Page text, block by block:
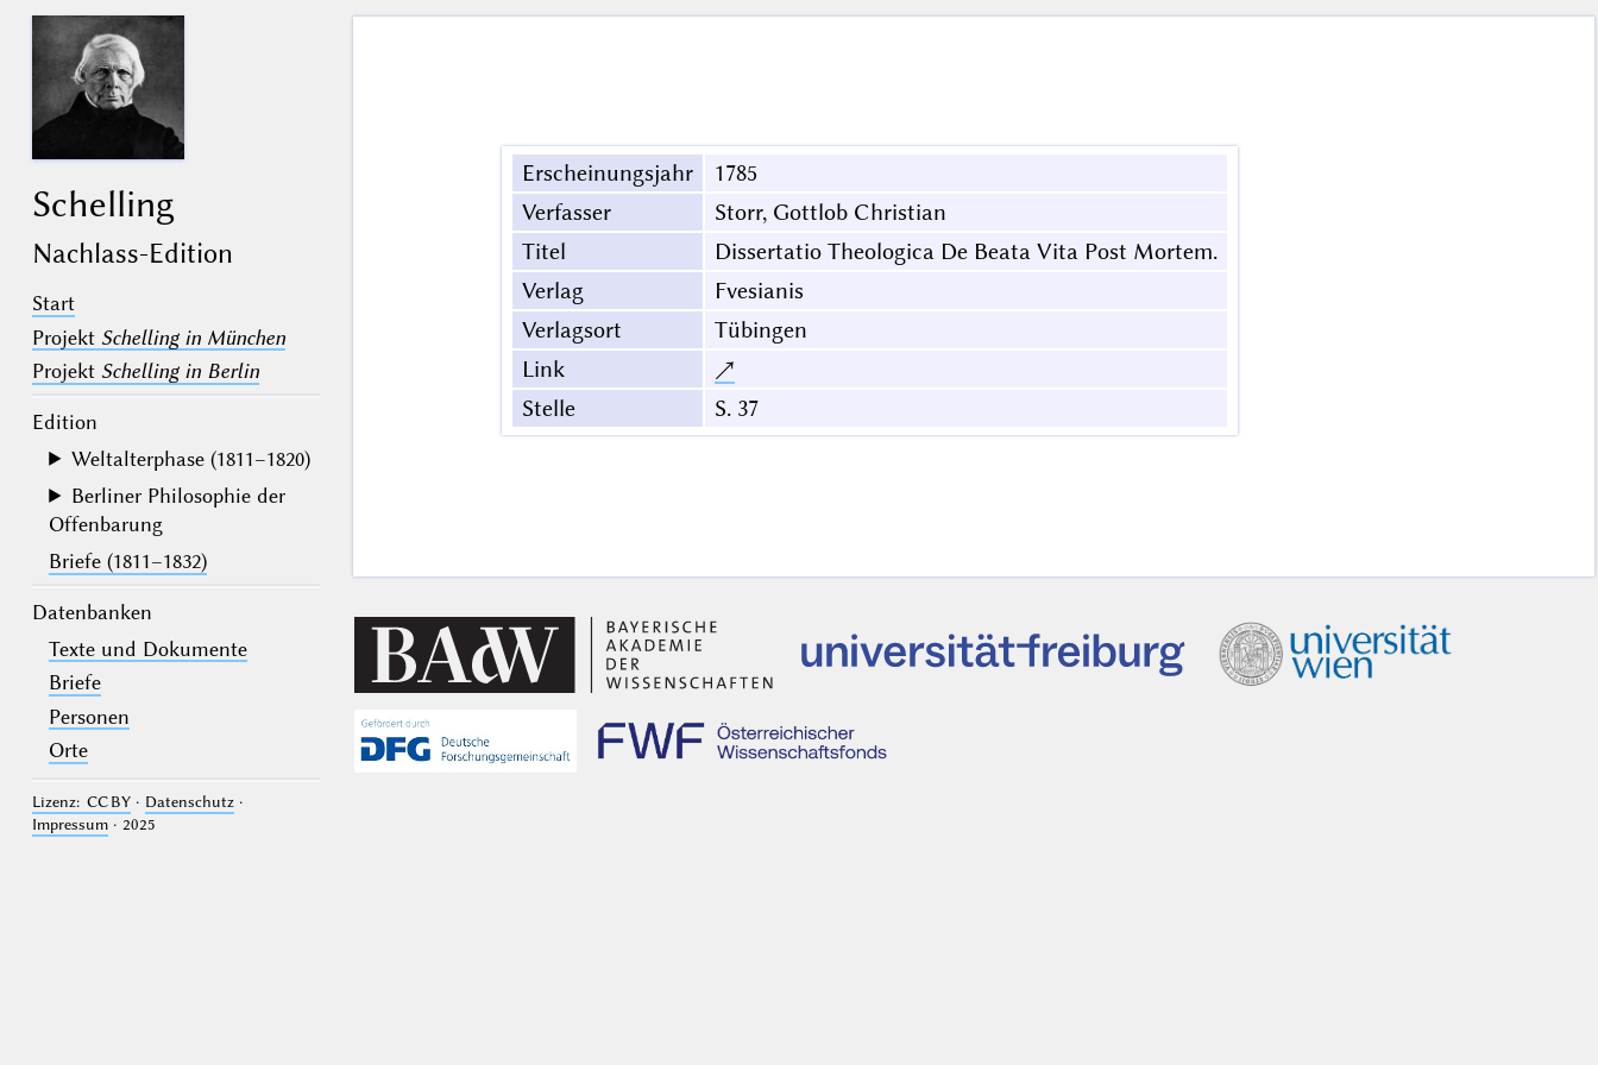
Schelling
Nachlass-Edition
Start
Projekt Schelling in München
Projekt Schelling in Berlin
Edition
Weltalterphase (1811–1820)
Berliner Philosophie der
Offenbarung
Briefe (1811–1832)
Datenbanken
Texte und Dokumente
Briefe
Personen
Orte
Lizenz: CC BY· Datenschutz·
Impressum· 2025
Erscheinungsjahr
1785
Verfasser
Storr, Gottlob Christian
Titel
Dissertatio Theologica De Beata Vita Post Mortem.
Verlag
Fvesianis
Verlagsort
Tübingen
Link
↗
Stelle
S. 37